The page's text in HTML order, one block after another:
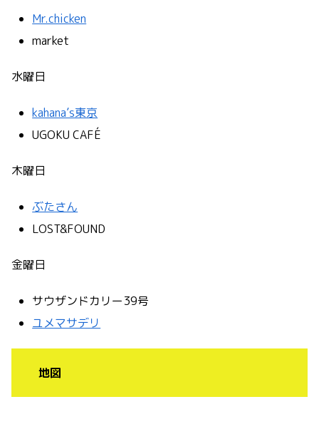
Mr.chicken
market
水曜日
kahana’s東京
UGOKU CAFÉ
木曜日
ぶたさん
LOST&FOUND
金曜日
サウザンドカリー39号
ユメマサデリ
地図